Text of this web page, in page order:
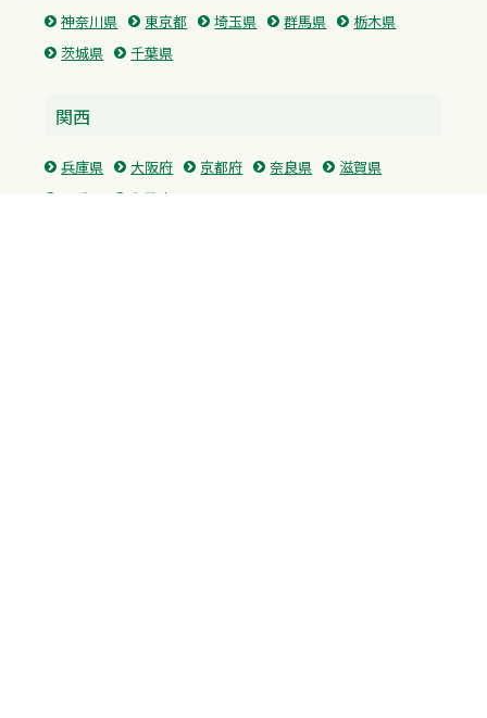
神奈川県 東京都 埼玉県 群馬県
栃木県
茨城県
千葉県
関西
兵庫県 大阪府 京都府 奈良県
滋賀県
三重県
和歌山県